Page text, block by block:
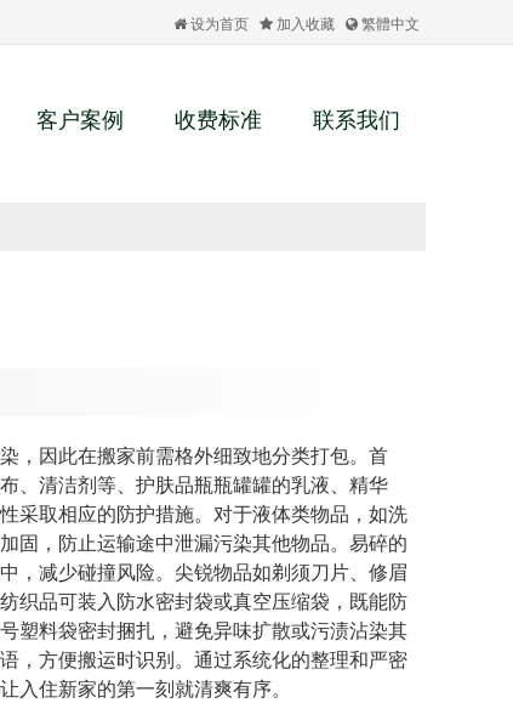
设为首页 加入收藏 繁體中文
联系我们
收费标准
客户案例
，因此在搬家前需格外细致地分类打包。首
、清洁剂等、护肤品瓶瓶罐罐的乳液、精华
采取相应的防护措施。对于液体类物品，如洗
固，防止运输途中泄漏污染其他物品。易碎的
，减少碰撞风险。尖锐物品如剃须刀片、修眉
织品可装入防水密封袋或真空压缩袋，既能防
塑料袋密封捆扎，避免异味扩散或污渍沾染其
，方便搬运时识别。通过系统化的整理和严密
住新家的第一刻就清爽有序。